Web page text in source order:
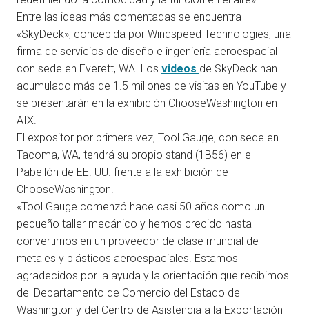
Entre las ideas más comentadas se encuentra
«SkyDeck», concebida por Windspeed Technologies, una
firma de servicios de diseño e ingeniería aeroespacial
con sede en Everett, WA. Los videos de SkyDeck han
acumulado más de 1.5 millones de visitas en YouTube y
se presentarán en la exhibición ChooseWashington en
AIX.
El expositor por primera vez, Tool Gauge, con sede en
Tacoma, WA, tendrá su propio stand (1B56) en el
Pabellón de EE. UU. frente a la exhibición de
ChooseWashington.
«Tool Gauge comenzó hace casi 50 años como un
pequeño taller mecánico y hemos crecido hasta
convertirnos en un proveedor de clase mundial de
metales y plásticos aeroespaciales. Estamos
agradecidos por la ayuda y la orientación que recibimos
del Departamento de Comercio del Estado de
Washington y del Centro de Asistencia a la Exportación